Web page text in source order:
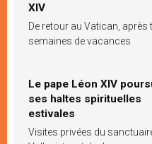
XIV
De retour au Vatican, après
semaines de vacances
Le pape Léon XIV
ses haltes spirituelles
estivales
Visites privées du